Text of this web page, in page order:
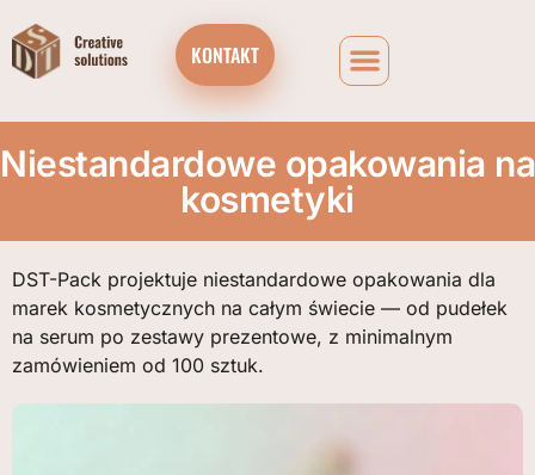
KONTAKT
Niestandardowe opakowania na
kosmetyki
DST-Pack projektuje niestandardowe opakowania dla
marek kosmetycznych na całym świecie — od pudełek
na serum po zestawy prezentowe, z minimalnym
zamówieniem od 100 sztuk.